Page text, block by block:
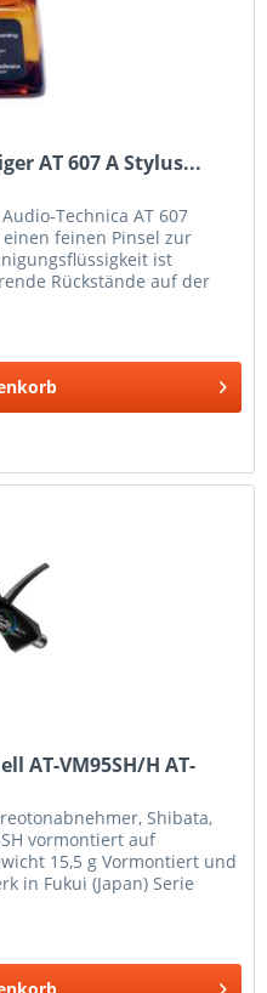
AT 607 A Stylus...
Technica AT 607
feinen Pinsel zur
ist
Rückstände auf der
AT-VM95SH/H AT-
Shibata,
vormontiert auf
15,5 g Vormontiert und
in Fukui (Japan) Serie